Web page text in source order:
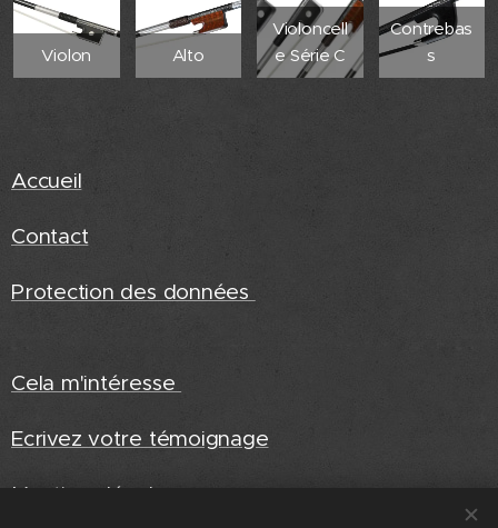
Violon Alto
Violoncell
e Série C
Contrebas
s
Accueil
Contact
Protection des données
Cela m'intéresse
Ecrivez votre témoignage
Mentions légales